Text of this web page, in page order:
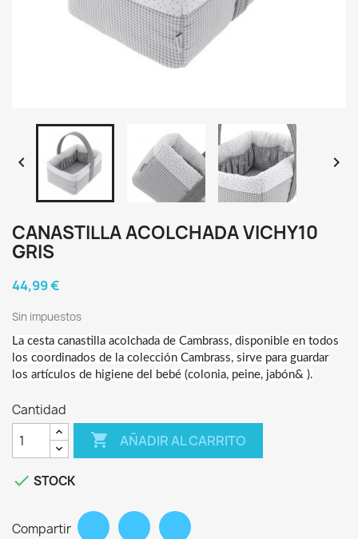
 
CANASTILLA ACOLCHADA VICHY10
GRIS
44,99 €
Sin impuestos
La cesta canastilla acolchada de Cambrass, disponible en todos
los coordinados de la colección Cambrass, sirve para guardar
los artículos de higiene del bebé (colonia, peine, jabón& ).
Cantidad
 AÑADIR AL CARRITO
 STOCK
Compartir